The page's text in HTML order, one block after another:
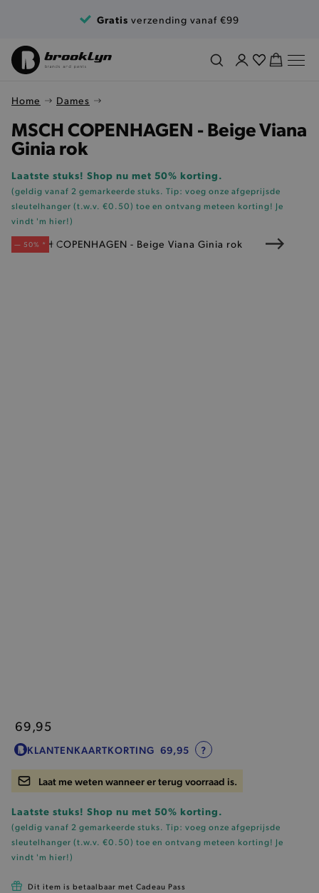
Gratis verzending vanaf €99
Home Dames
MSCH COPENHAGEN - Beige Viana
Ginia rok
Laatste stuks! Shop nu met 50% korting.
(geldig vanaf 2 gemarkeerde stuks. Tip: voeg onze afgeprijsde
sleutelhanger (t.w.v. €0.50) toe en ontvang meteen korting! Je
vindt 'm hier!)
— 50% *
69,95
KLANTENKAARTKORTING 69,95 ?
Laat me weten wanneer er terug voorraad is.
Laatste stuks! Shop nu met 50% korting.
(geldig vanaf 2 gemarkeerde stuks. Tip: voeg onze afgeprijsde
sleutelhanger (t.w.v. €0.50) toe en ontvang meteen korting! Je
vindt 'm hier!)
Dit item is betaalbaar met Cadeau Pass